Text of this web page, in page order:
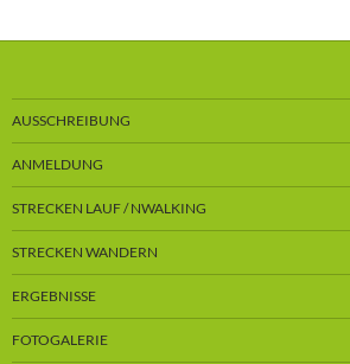
AUSSCHREIBUNG
ANMELDUNG
STRECKEN LAUF / NWALKING
STRECKEN WANDERN
ERGEBNISSE
FOTOGALERIE